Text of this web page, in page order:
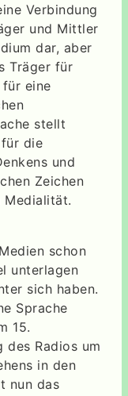
Verbindung
und Mittler
dar, aber
Träger für
für eine
stellt
die
und
Zeichen
Medialität.
schon
unterlagen
sich haben.
Sprache
15.
Radios um
in den
nun das